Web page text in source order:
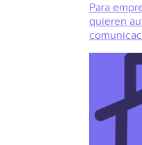
Para
quieren